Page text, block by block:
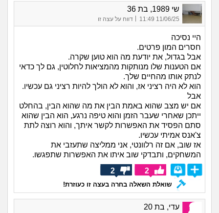
שי 1989, בת 36
11/06/25 11:49 דווח על עצה זו
היי נסיכה
חסרים המון פרטים.
אבל בגדול, את יודעת מה הוא טוען שקרה.
אם הטענות שלו מנותקות מהמציאות לחלוטין, גם לך כדאי
לנתק אותו מהחיים שלך.
הוא לא היה רציני אז, והוא לא הולך להיות רציני גם עכשיו.
אבל
אם יש מצב שהוא באמת הבין את מה שהוא הבין, בהחלט
ייתכן שאחרי שעבר הזמן והוא טיפה נרגע, הוא הבין שהוא
סתם הפסיד את האפשרות לקשר איתך, והוא רוצה לתת
צ'אנס אמיתי עכשיו.
אז שוב, אם זה רלוונטי, אני ממליצה שתעזבי את
המשחקים, ותבדקי שוב איתו את האפשרות שתפגשו.
2
2
שואלת השאלה בחרה בעצה זו כעוזרת!
עדי, בת 20